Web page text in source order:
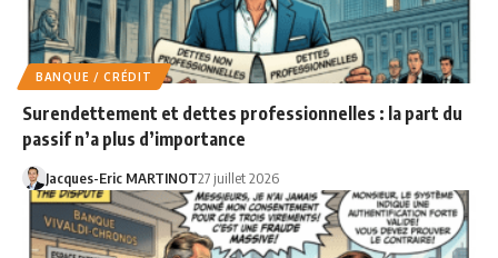
BANQUE / CRÉDIT
Surendettement et dettes professionnelles : la part du
passif n’a plus d’importance
Jacques-Eric MARTINOT27 juillet 2026